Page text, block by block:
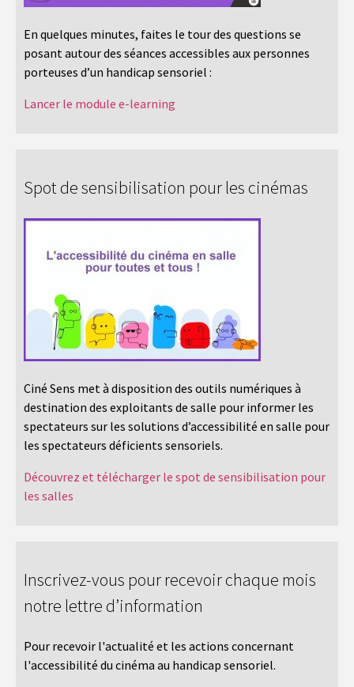
En quelques minutes, faites le tour des questions se
posant autour des séances accessibles aux personnes
porteuses d’un handicap sensoriel :
Lancer le module e-learning
Spot de sensibilisation pour les cinémas
Ciné Sens met à disposition des outils numériques à
destination des exploitants de salle pour informer les
spectateurs sur les solutions d’accessibilité en salle pour
les spectateurs déficients sensoriels.
Découvrez et télécharger le spot de sensibilisation pour
les salles
Inscrivez-vous pour recevoir chaque mois
notre lettre d’information
Pour recevoir l'actualité et les actions concernant
l'accessibilité du cinéma au handicap sensoriel.